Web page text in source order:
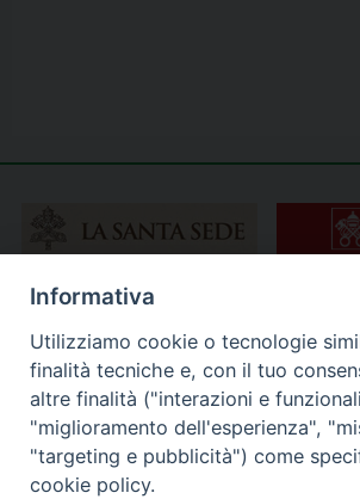
Informativa
Utilizziamo cookie o tecnologie
finalità tecniche e, con il tuo
altre finalità ("interazioni e
"miglioramento dell'esperienza",
"targeting e pubblicità") come
cookie policy.